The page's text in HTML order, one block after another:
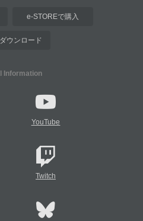
e-STOREで購入
ウンロード
Information
YouTube
Twitch